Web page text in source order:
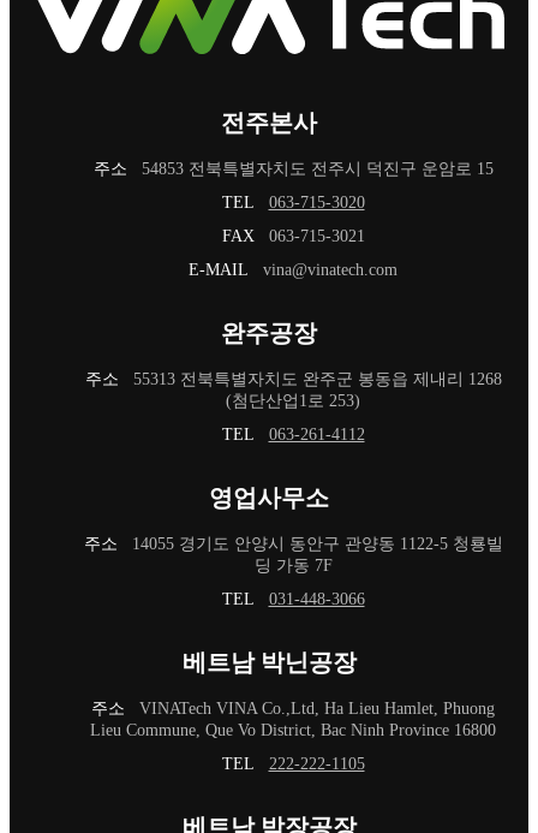
전주본사
주소
54853 전북특별자치도 전주시 덕진구 운암로 15
TEL
063-715-3020
FAX
063-715-3021
E-MAIL
vina@vinatech.com
완주공장
주소
55313 전북특별자치도 완주군 봉동읍 제내리 1268
(첨단산업1로 253)
TEL
063-261-4112
영업사무소
주소
14055 경기도 안양시 동안구 관양동 1122-5 청룡빌
딩 가동 7F
TEL
031-448-3066
베트남 박닌공장
주소
VINATech VINA Co.,Ltd, Ha Lieu Hamlet, Phuong
Lieu Commune, Que Vo District, Bac Ninh Province 16800
TEL
222-222-1105
베트남 박장공장